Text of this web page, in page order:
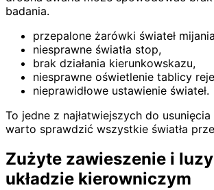
badania.
przepalone żarówki świateł
niesprawne światła stop,
brak działania kierunkowskazu,
niesprawne oświetlenie tablicy
nieprawidłowe ustawienie świateł.
To jedne z najłatwiejszych do
warto sprawdzić wszystkie światła
Zużyte zawieszenie i
układzie kierowniczym